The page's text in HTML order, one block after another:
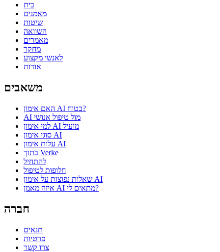
בית
מאמנים
שיטות
השוואה
מאמרים
מחקר
לאנשי מקצוע
אודות
משאבים
האם אימון AI בטוח?
AI מול טיפול אנושי
למי אימון AI מועיל
סוגי אימון AI
עלות אימון AI
בתוך Verke
להתחיל
חלופות לטיפול
שאלות נפוצות על אימון AI
איזה מאמן AI מתאים לי?
חברה
תנאים
פרטיות
צרו קשר